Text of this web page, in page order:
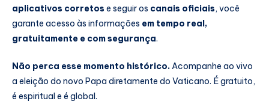
aplicativos corretos e seguir os canais oficiais, você
garante acesso às informações em tempo real,
gratuitamente e com segurança.
Não perca esse momento histórico.Acompanhe ao vivo
a eleição do novo Papa diretamente do Vaticano. É gratuito,
é espiritual e é global.